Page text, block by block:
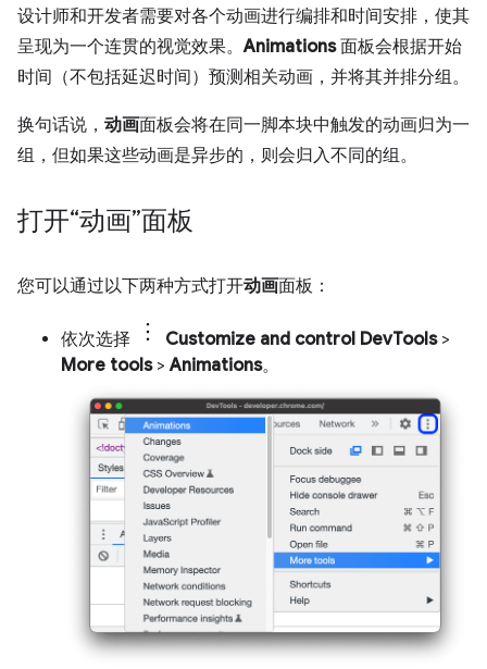
设计师和开发者需要对各个动画进行编排和时间安排，使其
呈现为一个连贯的视觉效果。Animations面板会根据开始
时间（不包括延迟时间）预测相关动画，并将其并排分组。
换句话说， 动画面板会将在同一脚本块中触发的动画归为一
组，但如果这些动画是异步的，则会归入不同的组。
打开“动画”面板
您可以通过以下两种方式打开动画面板：
依次选择 Customize and control DevTools>
More tools>Animations。